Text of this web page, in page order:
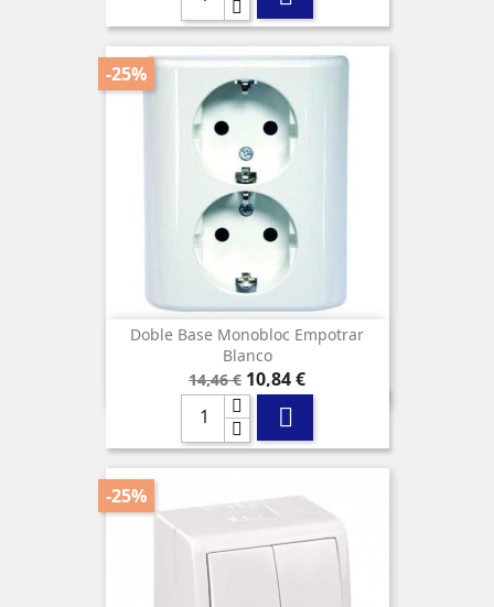
Doble Base Monobloc Empotrar
Blanco
Precio
base
14,46 €
-25%
Precio
10,84 €

-25%